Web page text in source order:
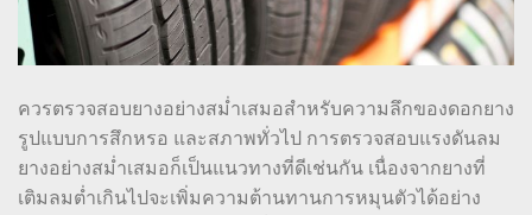
ควรตรวจสอบยางอย่างสม่ำเสมอสำหรับความลึกของดอกยาง
รูปแบบการสึกหรอ และสภาพทั่วไป การตรวจสอบแรงดันลม
ยางอย่างสม่ำเสมอก็เป็นแนวทางที่ดีเช่นกัน เนื่องจากยางที่
เติมลมต่ำเกินไปจะเพิ่มความต้านทานการหมุนตัวได้อย่าง